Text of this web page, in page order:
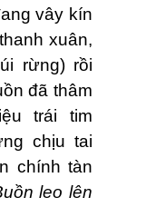
vây kín
xuân,
rừng) rồi
đã thâm
trái tim
chịu tai
chính tàn
leo lên